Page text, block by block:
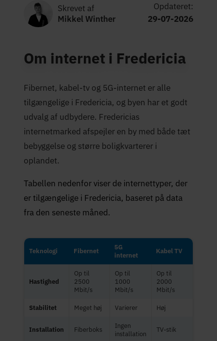
Skrevet af
Mikkel Winther
Opdateret:
29-07-2026
Om internet i Fredericia
Fibernet, kabel-tv og 5G-internet er alle
tilgængelige i Fredericia, og byen har et godt
udvalg af udbydere. Fredericias
internetmarked afspejler en by med både tæt
bebyggelse og større boligkvarterer i
oplandet.
Tabellen nedenfor viser de internettyper, der
er tilgængelige i Fredericia, baseret på data
fra den seneste måned.
Teknologi Fibernet
5G
internet
Kabel TV
Hastighed
Op til
2500
Mbit/s
Op til
1000
Mbit/s
Op til
2000
Mbit/s
Stabilitet Meget høj Varierer Høj
Installation Fiberboks
Ingen
installation
TV-stik